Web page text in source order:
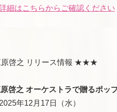
細はこちらからご確認ください
啓之 リリース情報 ★★★
啓之 オーケストラで贈るポッ
年12月17日（水）